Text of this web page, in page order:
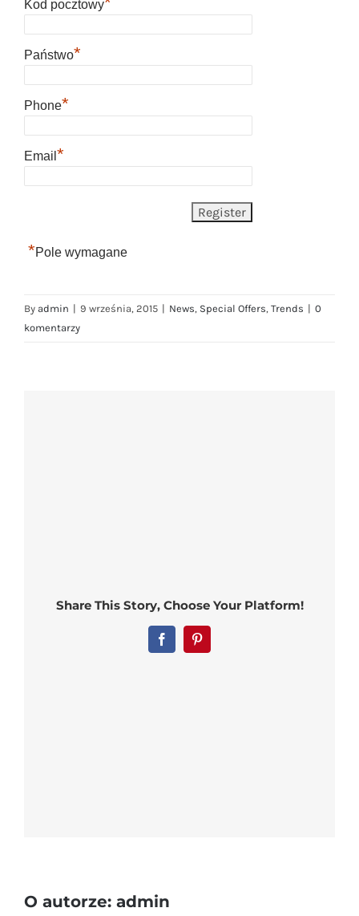
Kod pocztowy
Państwo*
Phone*
Email *
*Pole wymagane
By admin | 9 września, 2015 | News, Special Offers, Trends | 0
komentarzy
Share This Story, Choose Your Platform!
FacebookPinterest
O autorze: admin